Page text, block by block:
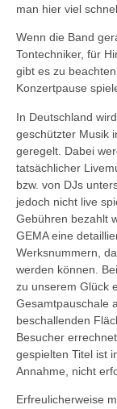
man hier viel
Wenn die Band
Tontechniker, für
gibt es zu
Konzertpause
In Deutschland
geschützter Musik
geregelt. Dabei
tatsächlicher
bzw. von DJs
jedoch nicht live
Gebühren bezahlt
GEMA eine
Werksnummern,
werden können.
zu unserem Glück
Gesamtpauschale
beschallenden
Besucher
gespielten Titel ist
Annahme, nicht
Erfreulicherweise